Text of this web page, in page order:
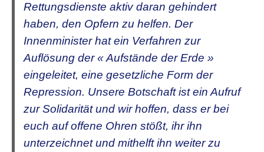
Rettungsdienste aktiv daran gehindert
haben, den Opfern zu helfen. Der
Innenminister hat ein Verfahren zur
Auflösung der « Aufstände der Erde »
eingeleitet, eine gesetzliche Form der
Repression. Unsere Botschaft ist ein Aufruf
zur Solidarität und wir hoffen, dass er bei
euch auf offene Ohren stößt, ihr ihn
unterzeichnet und mithelft ihn weiter zu